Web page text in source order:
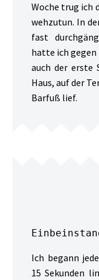
Woche trug ich
wehzutun. In
fast
hatte ich gegen
auch der erste
Haus, auf der
Barfuß lief.
Ich begann
15 Sekunden